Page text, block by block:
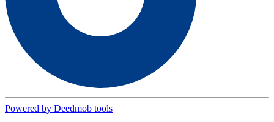
Powered by Deedmob tools